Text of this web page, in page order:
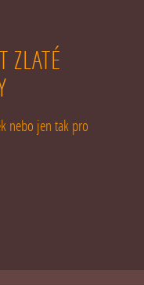
ZLATÉ
nebo jen tak pro